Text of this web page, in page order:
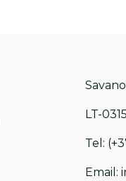
LT-
Tel:
Email: